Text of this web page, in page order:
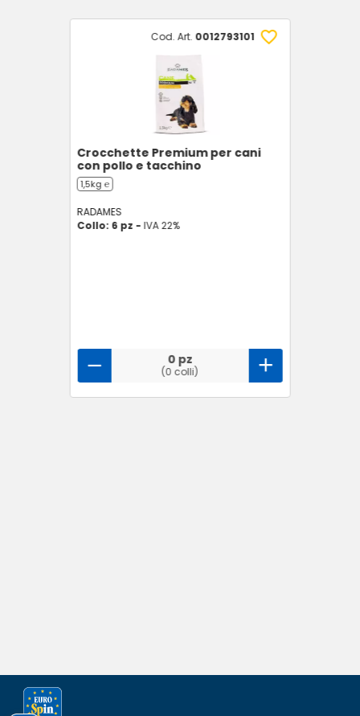
Cod. Art. 0012793101
Crocchette Premium per cani
con pollo e tacchino
1,5kg ℮
RADAMES
Collo: 6 pz - IVA 22%
0 pz
(0 colli)